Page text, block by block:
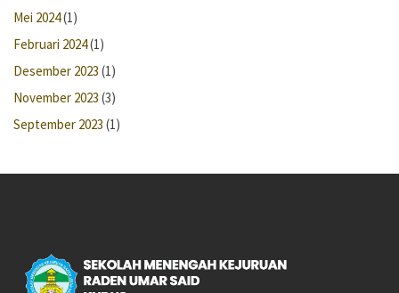
Mei 2024(1)
Februari 2024(1)
Desember 2023 (1)
November 2023 (3)
September 2023 (1)